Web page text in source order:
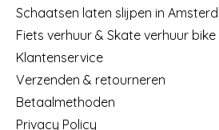
Schaatsen laten slijpen in
Fiets verhuur & Skate verhuur
Klantenservice
Verzenden & retourneren
Betaalmethoden
Privacy Policy